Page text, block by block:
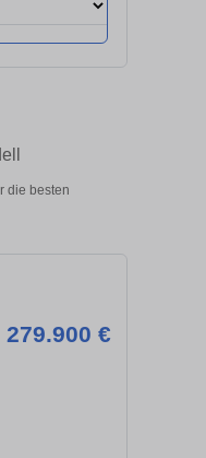
die besten
279.900 €